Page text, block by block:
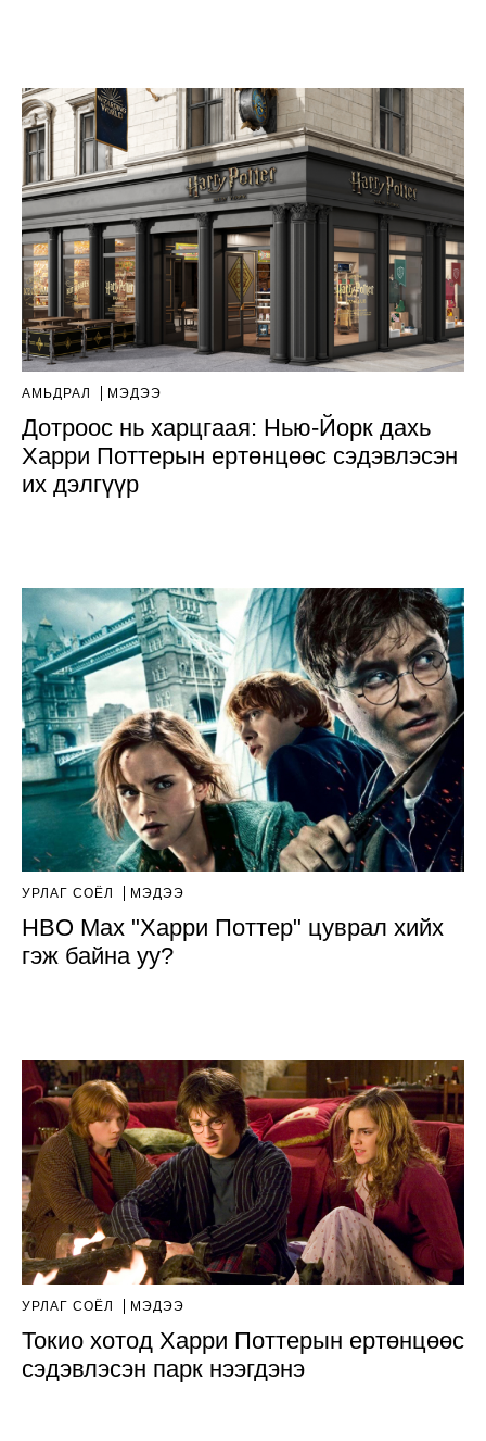
АМЬДРАЛ МЭДЭЭ
Дотроос нь харцгаая: Нью-Йорк дахь
Харри Поттерын ертөнцөөс сэдэвлэсэн
их дэлгүүр
УРЛАГ СОЁЛ МЭДЭЭ
HBO Max "Харри Поттер" цуврал хийх
гэж байна уу?
УРЛАГ СОЁЛ МЭДЭЭ
Токио хотод Харри Поттерын ертөнцөөс
сэдэвлэсэн парк нээгдэнэ